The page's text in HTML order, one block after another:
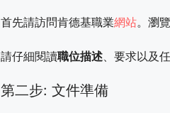
首先請訪問肯德基職業網站。瀏
請仔細閱讀職位描述、要求以及
第二步: 文件準備